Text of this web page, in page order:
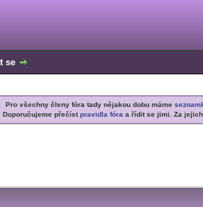
se
Pro všechny členy fóra tady nějakou dobu máme
Doporučujeme přečístpravidla fóra a řídit se jimi. Za